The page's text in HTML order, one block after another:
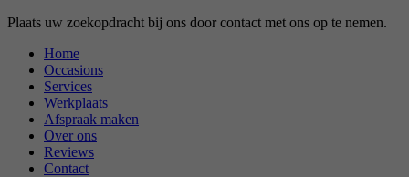
Plaats uw zoekopdracht bij ons door contact met ons op te nemen.
Home
Occasions
Services
Werkplaats
Afspraak maken
Over ons
Reviews
Contact